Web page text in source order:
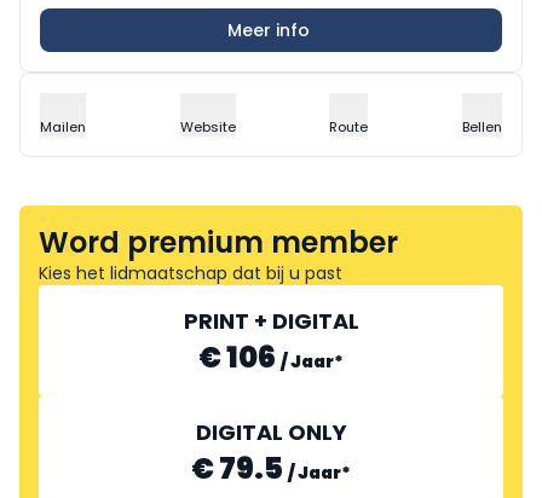
Meer info
Mailen Website Route Bellen
Word premium member
Kies het lidmaatschap dat bij u past
PRINT + DIGITAL
€ 106 /Jaar*
DIGITAL ONLY
€ 79.5 /Jaar*